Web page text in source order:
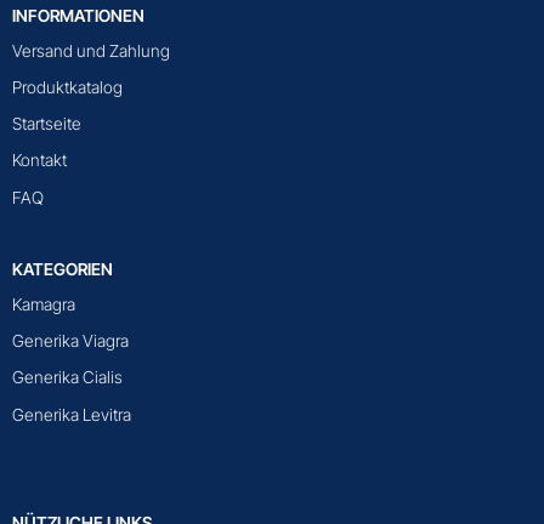
INFORMATIONEN
Versand und Zahlung
Produktkatalog
Startseite
Kontakt
FAQ
KATEGORIEN
Kamagra
Generika Viagra
Generika Cialis
Generika Levitra